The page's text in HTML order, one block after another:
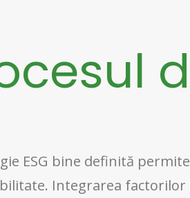
ESG bine definită
Integrarea factorilor